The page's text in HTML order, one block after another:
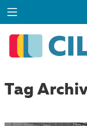
Tag